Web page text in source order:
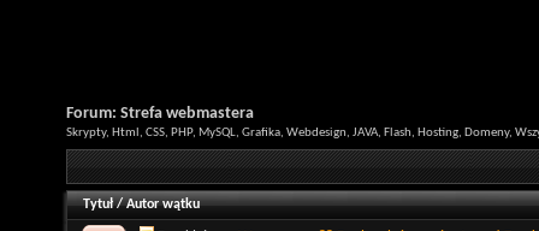
Forum: Strefa webmastera
Skrypty, Html, CSS, PHP, MySQL, Grafika, Webdesign, JAVA, Flash, Hosting, Domeny,
Tytuł/Autor wątku